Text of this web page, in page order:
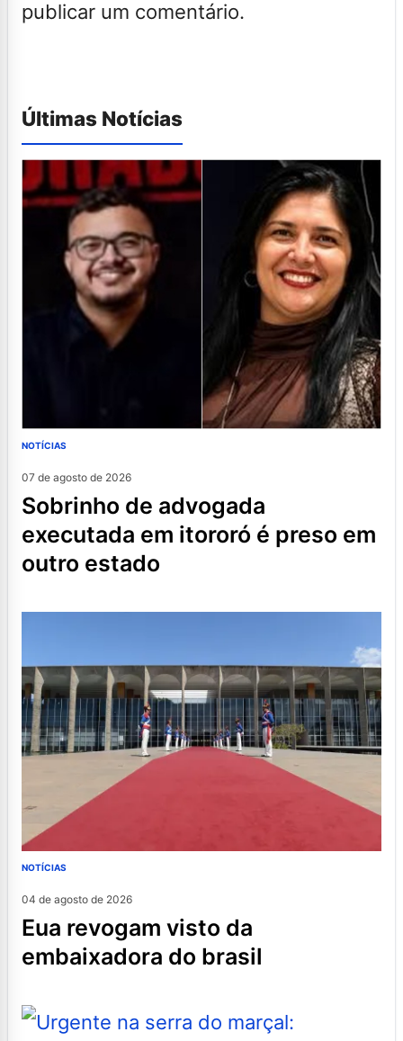
publicar um comentário.
Últimas Notícias
NOTÍCIAS
07 de agosto de 2026
sobrinho de advogada
executada em itororó é preso em
outro estado
NOTÍCIAS
04 de agosto de 2026
eua revogam visto da
embaixadora do brasil